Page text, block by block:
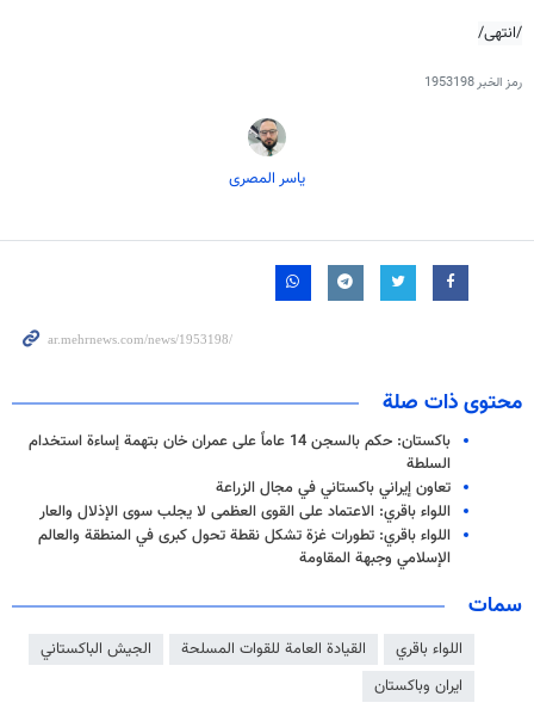
/انتهى/
رمز الخبر1953198
یاسر المصری
محتوى ذات صلة
باكستان: حكم بالسجن 14 عاماً على عمران خان بتهمة إساءة استخدام
السلطة
تعاون إيراني باكستاني في مجال الزراعة
اللواء باقري: الاعتماد على القوى العظمى لا يجلب سوى الإذلال والعار
اللواء باقري: تطورات غزة تشكل نقطة تحول كبرى في المنطقة والعالم
الإسلامي وجبهة المقاومة
سمات
اللواء باقري القيادة العامة للقوات المسلحة
الجيش الباكستاني
ايران وباكستان